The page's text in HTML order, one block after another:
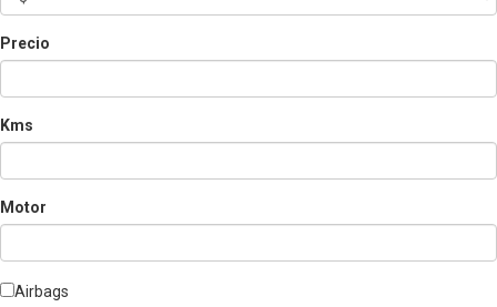
Precio
Kms
Motor
Airbags